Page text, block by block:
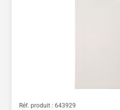
Réf. produit : 643929